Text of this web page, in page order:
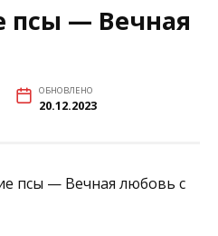
псы — Вечная
ОБНОВЛЕНО
20.12.2023
псы — Вечная любовь с